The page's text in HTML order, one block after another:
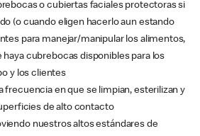
o cubiertas faciales protectoras si
(o cuando eligen hacerlo aun estando
para manejar/manipular los alimentos,
haya cubrebocas disponibles para los
y los clientes
frecuencia en que se limpian, esterilizan y
de alto contacto
nuestros altos estándares de